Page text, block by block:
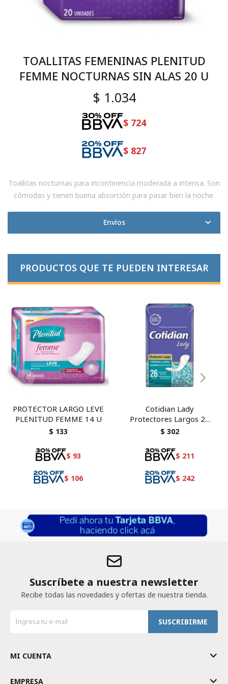
TOALLITAS FEMENINAS PLENITUD
FEMME NOCTURNAS SIN ALAS 20 U
$ 1.034
$ 724
$ 827
Toallitas nocturnas para incontinencia moderada a intensa. Son
cómodas y tienen buena absorción para pasar bien la noche.
Envíos
PRODUCTOS QUE TE PUEDEN INTERESAR
PROTECTOR LARGO LEVE
PLENITUD FEMME 14 U
$ 133
$ 93
$ 106
Cotidian Lady
Protectores Largos 26
unidades.
$ 302
$ 211
$ 242
Suscríbete a nuestra newsletter
Recibe todas las novedades y ofertas de nuestra tienda.
SUSCRIBIRME
MI CUENTA
EMPRESA